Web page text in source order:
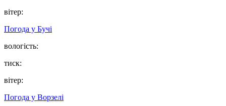
вітер:
Погода у Бучі
вологість:
тиск:
вітер:
Погода у Ворзелі